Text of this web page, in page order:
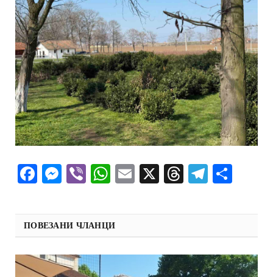
Facebook
Messenger
ViberWhatsApp
Email
X Threads
ПОВЕЗАНИ ЧЛАНЦИ